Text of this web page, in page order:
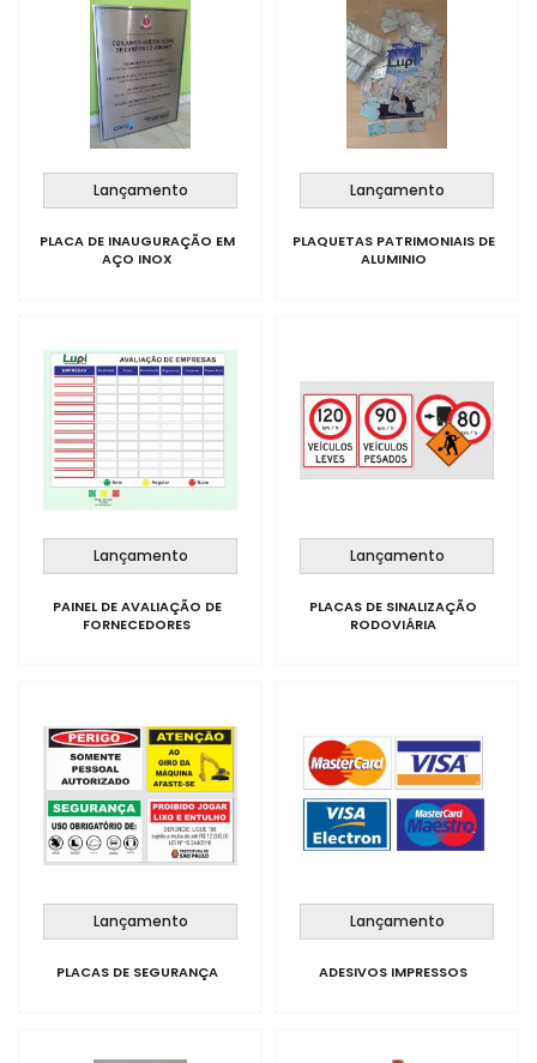
Lançamento
PLACA DE INAUGURAÇÃO EM
AÇO INOX
Lançamento
PLAQUETAS PATRIMONIAIS DE
ALUMINIO
Lançamento
PAINEL DE AVALIAÇÃO DE
FORNECEDORES
Lançamento
PLACAS DE SINALIZAÇÃO
RODOVIÁRIA
Lançamento
PLACAS DE SEGURANÇA
Lançamento
ADESIVOS IMPRESSOS